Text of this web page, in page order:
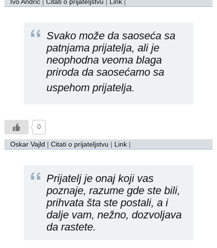
Svako može da saoseća sa
patnjama prijatelja, ali je
neophodna veoma blaga
priroda da saosećamo sa
uspehom prijatelja.
0
Oskar Vajld |Citati o prijateljstvu | Link |
Prijatelj je onaj koji vas
poznaje, razume gde ste bili,
prihvata šta ste postali, a i
dalje vam, nežno, dozvoljava
da rastete.